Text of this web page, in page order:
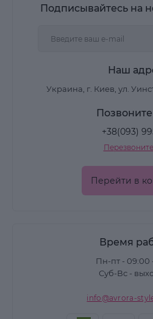
Подписывайтесь на
Наш
Украина, г. Киев, ул.
+38(093)
Перейти в
Время
Пн-пт - 09:00
Суб-Вс -
info@avrora-